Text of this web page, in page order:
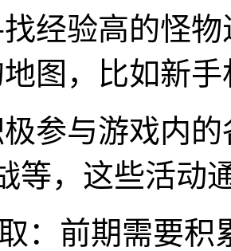
经验高的怪
图，比如新
参与游戏内
等，这些活动
：前期需要积